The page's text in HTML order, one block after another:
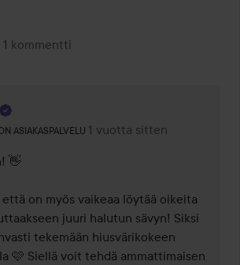
1 kommentti
ASIAKASPALVELU
rooli: Lykon asiakaspalvelu .
1 vuotta sitten
Kommentti lisättiin 1
👋
että on myös vaikeaa löytää oikeita
juuri halutun sävyn! Siksi
tekemään hiusvärikokeen
🩷 Siellä voit tehdä ammattimaisen